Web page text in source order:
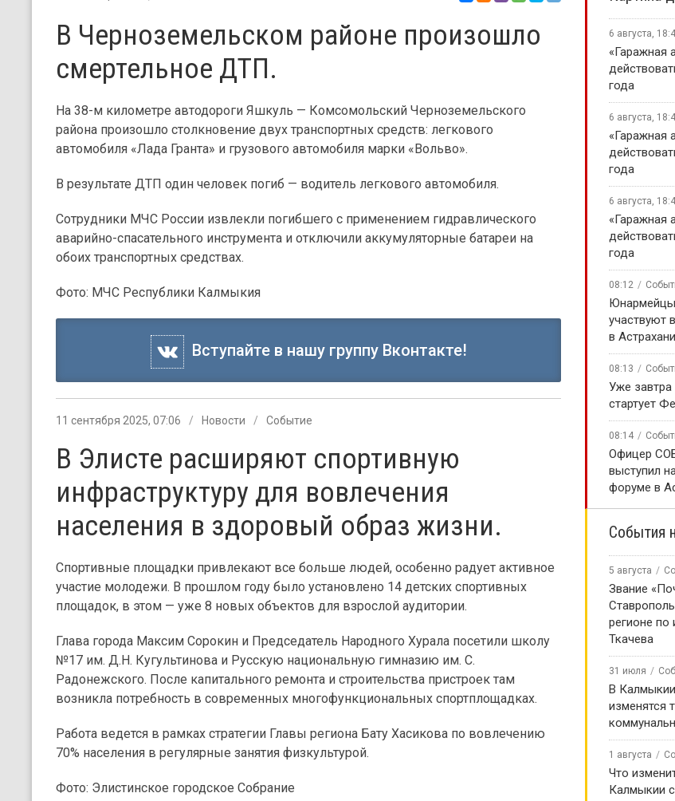
В Черноземельском районе произошло
смертельное ДТП.
На 38-м километре автодороги Яшкуль — Комсомольский Черноземельского
района произошло столкновение двух транспортных средств: легкового
автомобиля «Лада Гранта» и грузового автомобиля марки «Вольво».
В результате ДТП один человек погиб — водитель легкового автомобиля.
Сотрудники МЧС России извлекли погибшего с применением гидравлического
аварийно-спасательного инструмента и отключили аккумуляторные батареи на
обоих транспортных средствах.
Фото: МЧС Республики Калмыкия
Вступайте в нашу группу Вконтакте!
11 сентября 2025, 07:06 Новости Событие
В Элисте расширяют спортивную
инфраструктуру для вовлечения
населения в здоровый образ жизни.
Спортивные площадки привлекают все больше людей, особенно радует активное
участие молодежи. В прошлом году было установлено 14 детских спортивных
площадок, в этом — уже 8 новых объектов для взрослой аудитории.
Глава города Максим Сорокин и Председатель Народного Хурала посетили школу
№17 им. Д.Н. Кугультинова и Русскую национальную гимназию им. С.
Радонежского. После капитального ремонта и строительства пристроек там
возникла потребность в современных многофункциональных спортплощадках.
Работа ведется в рамках стратегии Главы региона Бату Хасикова по вовлечению
70% населения в регулярные занятия физкультурой.
Фото: Элистинское городское Собрание
6 августа,
«Гаражная
года
6 августа,
«Гаражная
года
6 августа,
«Гаражная
года
08:12
участвуют
в Астрахани
08:13
Уже завтра
стартует
08:14
Офицер
выступил
форуме в
События
5 августа
Звание
регионе по
Ткачева
31 июля
В
изменятся
1 августа
Что
Калмыкии